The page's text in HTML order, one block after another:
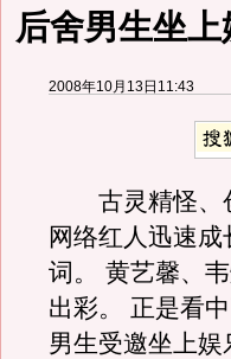
后舍男生坐
2008年10月13日11:43
古灵精怪、创
网络红人迅速
词。 黄艺馨、
出彩。 正是看
男生受邀坐上